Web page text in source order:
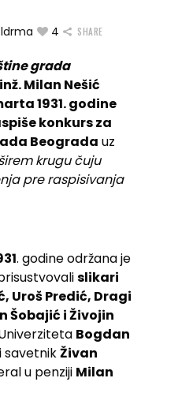
4 SHARE
grada
Milan Nešić
1931. godine
konkurs za
Beograda uz
krugu čuju
pre raspisivanja
. godine održana je
slikari
Uroš Predić, Dragi
Šobajić i Živojin
Bogdan
savetnikŽivan
u penziji Milan